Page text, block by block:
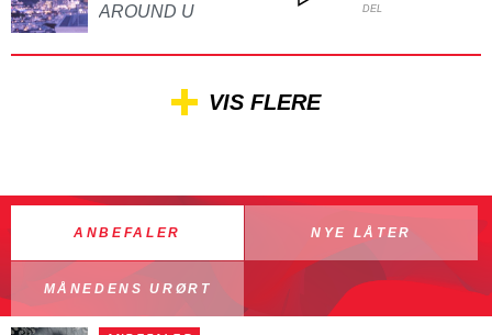
AROUND U
DEL
VIS FLERE
ANBEFALER NYE LÅTER
MÅNEDENS URØRT